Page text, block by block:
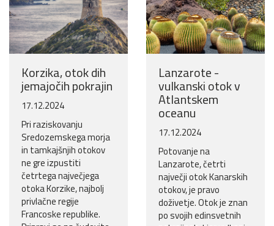
Korzika, otok dih
jemajočih pokrajin
17.12.2024
Pri raziskovanju
Sredozemskega morja
in tamkajšnjih otokov
ne gre izpustiti
četrtega največjega
otoka Korzike, najbolj
privlačne regije
Francoske republike.
Lanzarote -
vulkanski otok v
Atlantskem
oceanu
17.12.2024
Potovanje na
Lanzarote, četrti
največji otok Kanarskih
otokov, je pravo
doživetje. Otok je znan
po svojih edinsvetnih